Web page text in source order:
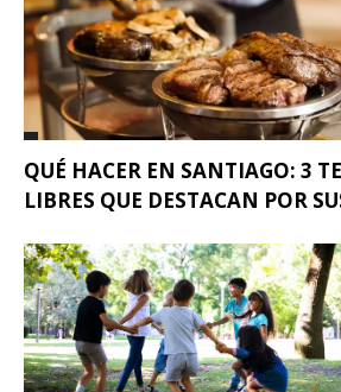
QUÉ HACER EN SANTIAGO: 3
LIBRES QUE DESTACAN POR